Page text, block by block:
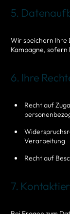
5.
Wir speichern Ihre
Kampagne,
6. Ihre
Recht auf
Verarbeitung
Recht auf
7.